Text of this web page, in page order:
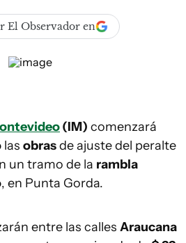
El Observador en
(IM) comenzará
las obrasde ajuste del peralte
un tramo de la rambla
, en Punta Gorda.
entre las calles Araucana